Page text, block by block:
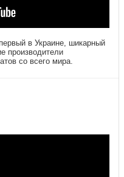
в Украине, шикарный
производители
со всего мира.